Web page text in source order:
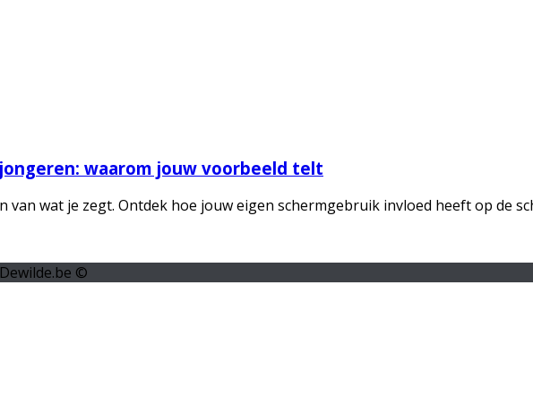
waarom jouw voorbeeld telt
van wat je zegt. Ontdek hoe jouw eigen schermgebruik invloed heeft op de
©